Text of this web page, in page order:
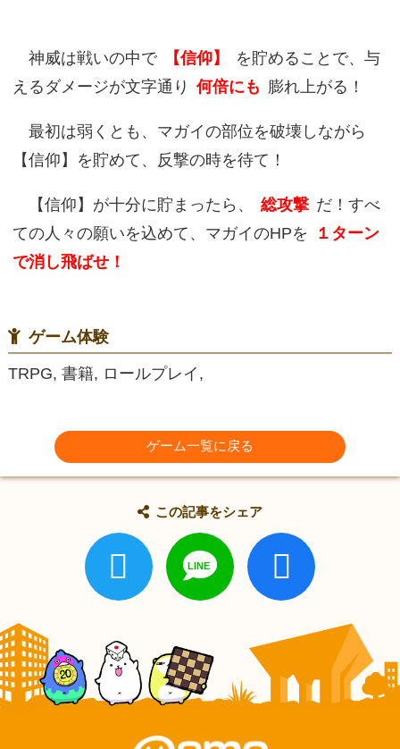
神威は戦いの中で 【信仰】
を貯めることで、与
えるダメージが文字通り 何倍にも 膨れ上がる！
最初は弱くとも、マガイの部位を破壊しながら
【信仰】を貯めて、反撃の時を待て！
【信仰】が十分に貯まったら、 総攻撃 だ！すべ
ての人々の願いを込めて、マガイのHPを
１ターン
で消し飛ばせ！
ゲーム体験
TRPG, 書籍, ロールプレイ,
ゲーム一覧に戻る
この記事をシェア